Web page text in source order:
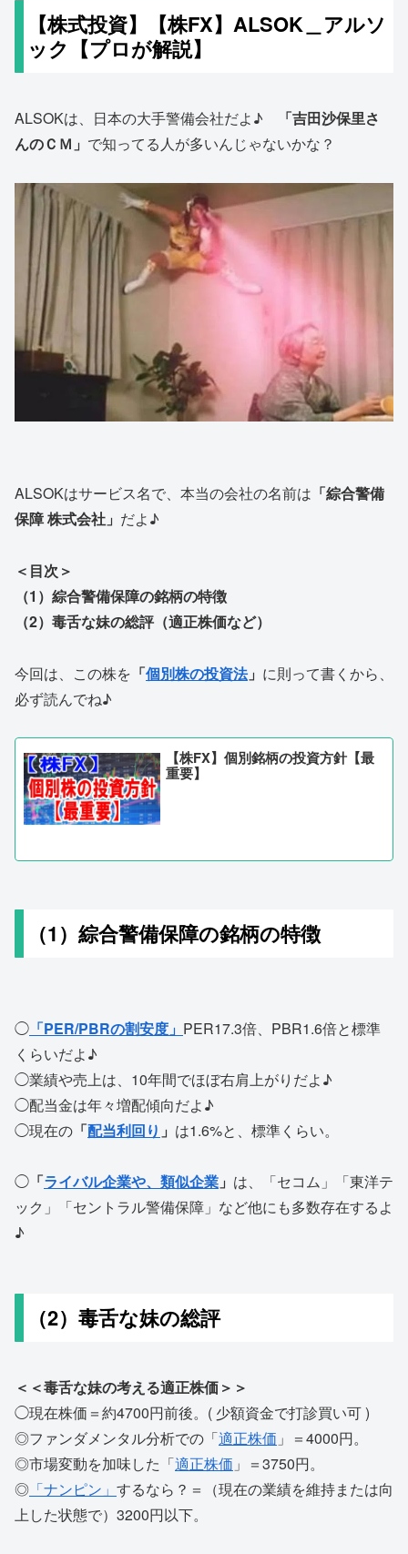
【株式投資】【株FX】ALSOK＿アルソ
ック【プロが解説】
ALSOKは、日本の大手警備会社だよ♪
「吉田沙保里さ
んのＣＭ」 で知ってる人が多いんじゃないかな？
ALSOKはサービス名で、本当の会社の名前は 「綜合警備
保障 株式会社」 だよ♪
＜目次＞
（1）綜合警備保障の銘柄の特徴
（2）毒舌な妹の総評（適正株価など）
今回は、この株を 「個別株の投資法」 に則って書くから、
必ず読んでね♪
【株FX】個別銘柄の投資方針【最
重要】
（1）綜合警備保障の銘柄の特徴
◯ 「PER/PBRの割安度」 PER17.3倍、PBR1.6倍と標準
くらいだよ♪
◯業績や売上は、10年間でほぼ右肩上がりだよ♪
◯配当金は年々増配傾向だよ♪
◯現在の 「配当利回り 」 は1.6%と、標準くらい。
◯ 「ライバル企業や、類似企業 」 は、「セコム」「東洋テ
ック」「セントラル警備保障」など他にも多数存在するよ
♪
（2）毒舌な妹の総評
＜＜毒舌な妹の考える適正株価＞＞
◯現在株価＝約4700円前後。( 少額資金で打診買い可 )
◎ファンダメンタル分析での「適正株価 」＝4000円。
◎市場変動を加味した「適正株価 」＝3750円。
◎ 「ナンピン」 するなら？＝（現在の業績を維持または向
上した状態で）3200円以下。